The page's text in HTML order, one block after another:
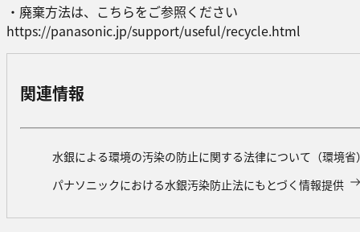
・廃棄方法は、こちらをご参照ください
https://panasonic.jp/support/useful/recycle.html
関連情報
水銀による環境の汚染の防止に関する法律について（環境省
パナソニックにおける水銀汚染防止法にもとづく情報提供